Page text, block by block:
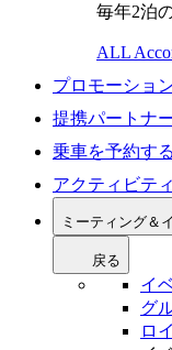
毎年2泊
ALL
プロモーショ
提携パートナ
乗車を予約する
アクティビティ
ミーティング＆
戻る
イ
グ
ロ